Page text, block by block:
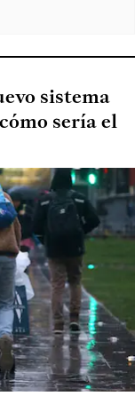
sistema
sería el